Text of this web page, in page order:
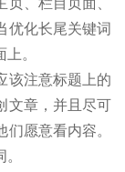
优化长尾关键词
。
注意标题上的
文章，并且尽可
愿意看内容。